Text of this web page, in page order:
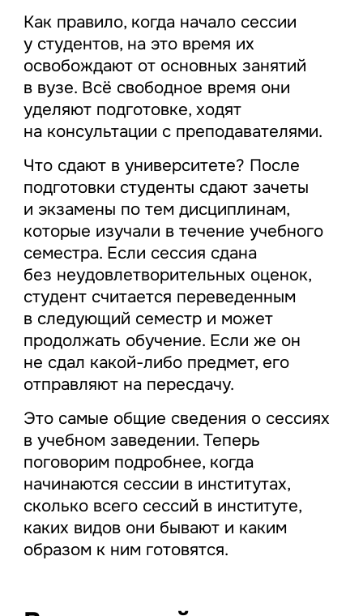
Как правило, когда начало сессии
у студентов, на это время их
освобождают от основных занятий
в вузе. Всё свободное время они
уделяют подготовке, ходят
на консультации с преподавателями.
Что сдают в университете? После
подготовки студенты сдают зачеты
и экзамены по тем дисциплинам,
которые изучали в течение учебного
семестра. Если сессия сдана
без неудовлетворительных оценок,
студент считается переведенным
в следующий семестр и может
продолжать обучение. Если же он
не сдал какой-либо предмет, его
отправляют на пересдачу.
Это самые общие сведения о сессиях
в учебном заведении. Теперь
поговорим подробнее, когда
начинаются сессии в институтах,
сколько всего сессий в институте,
каких видов они бывают и каким
образом к ним готовятся.